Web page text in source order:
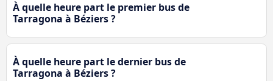
À quelle heure part le premier bus de
Tarragona à Béziers ?
À quelle heure part le dernier bus de
Tarragona à Béziers ?